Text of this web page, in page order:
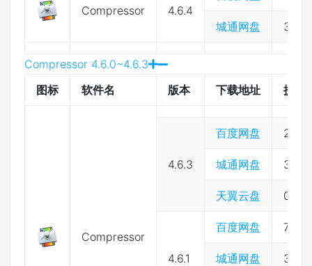
Compressor 4.6.4
城通网盘
Compressor 4.6.0~4.6.3
图标
软件名 版本 下载地址 提取
Compressor
4.6.3
百度网盘 2333
城通网盘
天翼云盘 0ia5
4.6.1
百度网盘 7976
城通网盘